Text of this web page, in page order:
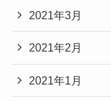
2021年3月
2021年2月
2021年1月